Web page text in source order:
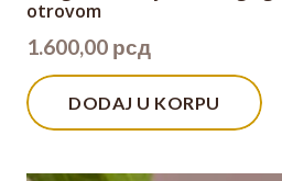
otrovom
1.600,00 рсд
DODAJ U KORPU